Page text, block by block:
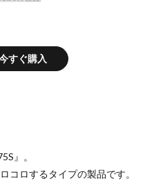
すぐ購入
』。
コロするタイプの製品です。